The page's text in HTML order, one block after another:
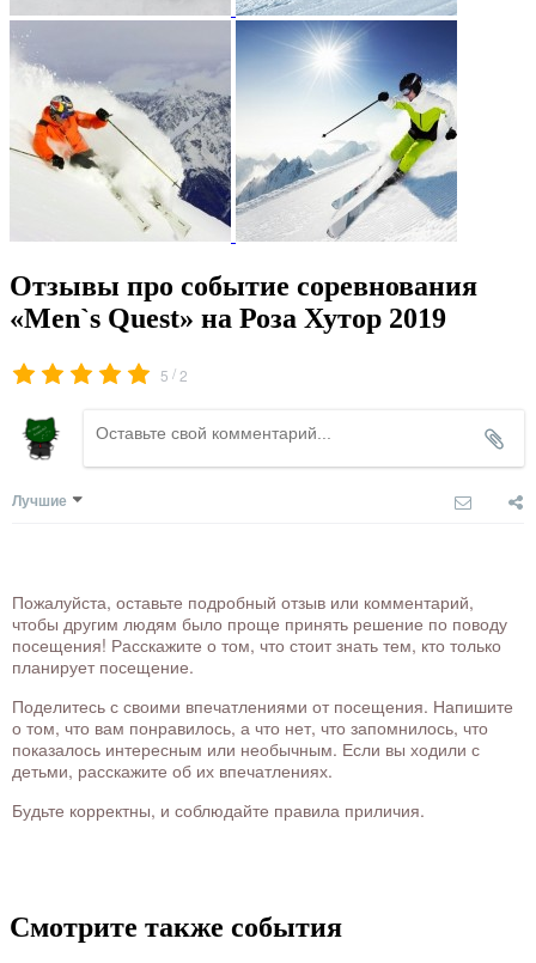
Отзывы про событие соревнования
«Men`s Quest» на Роза Хутор 2019
5 /2
Лучшие
Пожалуйста, оставьте подробный отзыв или комментарий,
чтобы другим людям было проще принять решение по поводу
посещения! Расскажите о том, что стоит знать тем, кто только
планирует посещение.
Поделитесь с своими впечатлениями от посещения. Напишите
о том, что вам понравилось, а что нет, что запомнилось, что
показалось интересным или необычным. Если вы ходили с
детьми, расскажите об их впечатлениях.
Будьте корректны, и соблюдайте правила приличия.
Смотрите также события